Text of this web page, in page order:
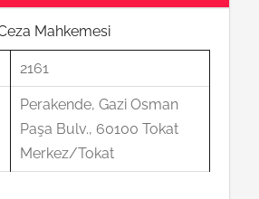
Mahkemesi
2161
Perakende, Gazi Osman
Paşa Bulv., 60100 Tokat
Merkez/Tokat